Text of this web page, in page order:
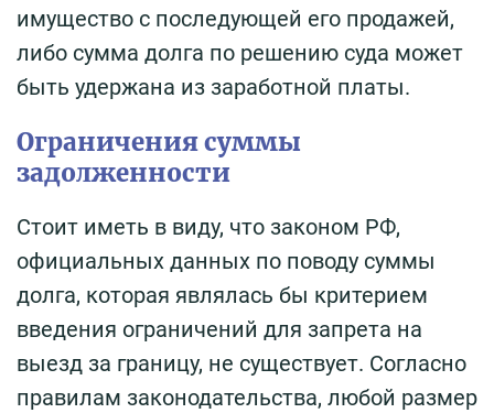
имущество с последующей его продажей,
либо сумма долга по решению суда может
быть удержана из заработной платы.
Ограничения суммы
задолженности
Стоит иметь в виду, что законом РФ,
официальных данных по поводу суммы
долга, которая являлась бы критерием
введения ограничений для запрета на
выезд за границу, не существует. Согласно
правилам законодательства, любой размер